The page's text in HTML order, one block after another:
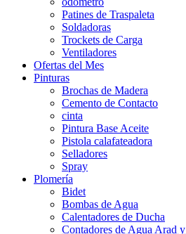
Patines de Traspaleta
Soldadoras
Trockets de Carga
Ventiladores
Ofertas del Mes
Pinturas
Brochas de Madera
Cemento de Contacto
cinta
Pintura Base Aceite
Pistola calafateadora
Selladores
Spray
Plomería
Bidet
Bombas de Agua
Calentadores de Ducha
Contadores de Agua Arad